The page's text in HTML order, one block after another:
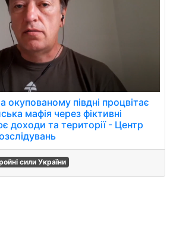
окупованому півдні процвітає
мафія через фіктивні
доходи та території - Центр
сили України